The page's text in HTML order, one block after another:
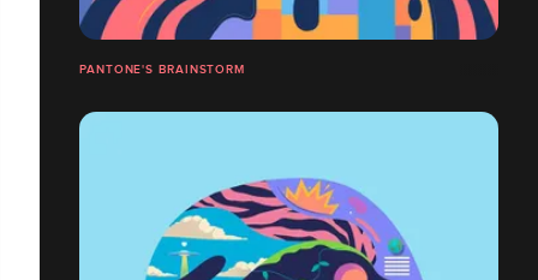
PANTONE'S BRAINSTORM